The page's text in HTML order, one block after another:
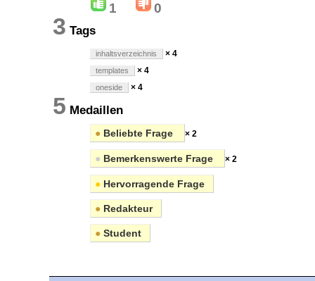
1 0
3 Tags
inhaltsverzeichnis × 4
templates × 4
oneside × 4
5 Medaillen
● Beliebte Frage × 2
● Bemerkenswerte Frage × 2
● Hervorragende Frage
● Redakteur
● Student